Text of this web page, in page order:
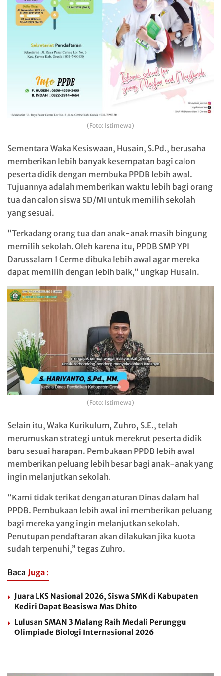
(Foto: Istimewa)
Sementara Waka Kesiswaan, Husain, S.Pd., berusaha
memberikan lebih banyak kesempatan bagi calon
peserta didik dengan membuka PPDB lebih awal.
Tujuannya adalah memberikan waktu lebih bagi orang
tua dan calon siswa SD/MI untuk memilih sekolah
yang sesuai.
“Terkadang orang tua dan anak-anak masih bingung
memilih sekolah. Oleh karena itu, PPDB SMP YPI
Darussalam 1 Cerme dibuka lebih awal agar mereka
dapat memilih dengan lebih baik,” ungkap Husain.
(Foto: Istimewa)
Selain itu, Waka Kurikulum, Zuhro, S.E., telah
merumuskan strategi untuk merekrut peserta didik
baru sesuai harapan. Pembukaan PPDB lebih awal
memberikan peluang lebih besar bagi anak-anak yang
ingin melanjutkan sekolah.
“Kami tidak terikat dengan aturan Dinas dalam hal
PPDB. Pembukaan lebih awal ini memberikan peluang
bagi mereka yang ingin melanjutkan sekolah.
Penutupan pendaftaran akan dilakukan jika kuota
sudah terpenuhi,” tegas Zuhro.
Baca Juga :
Juara LKS Nasional 2026, Siswa SMK di Kabupaten
Kediri Dapat Beasiswa Mas Dhito
Lulusan SMAN 3 Malang Raih Medali Perunggu
Olimpiade Biologi Internasional 2026